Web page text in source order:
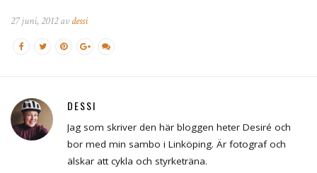
27 juni, 2012 avdessi
DESSI
Jag som skriver den här bloggen heter Desiré och
bor med min sambo i Linköping. Är fotograf och
älskar att cykla och styrketräna.